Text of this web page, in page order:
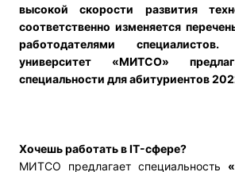
высокой скорости развития
соответственно изменяется
работодателями специалистов.
университет «МИТСО»
специальности для абитуриентов
Хочешь работать вIT-сфере?
МИТСО предлагает специальность